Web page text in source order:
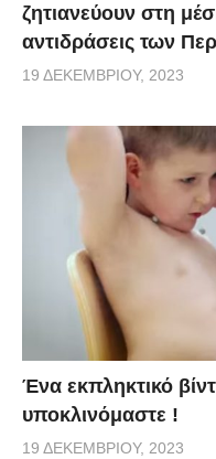
ζητιανεύουν στη
αντιδράσεις των
19 ΔΕΚΕΜΒΡΊΟΥ, 2023
Ένα εκπληκτικό
υποκλινόμαστε !
19 ΔΕΚΕΜΒΡΊΟΥ, 2023